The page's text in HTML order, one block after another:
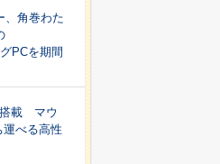
、角巻わた
PCを期間
搭載 マウ
べる高性